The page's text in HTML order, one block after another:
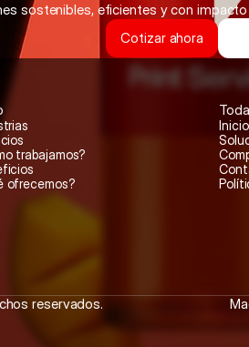
sostenibles, eficientes y con
Cotizar ahora
trabajamos?
ofrecemos?
Inicio
reservados.